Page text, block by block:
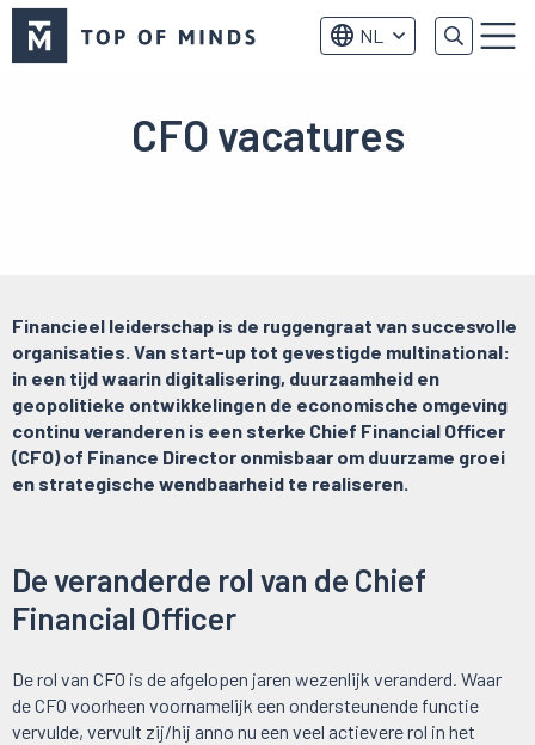
of
NL Menu
CFO vacatures
Financieel leiderschap is de ruggengraat van succesvolle
organisaties. Van start-up tot gevestigde multinational:
in een tijd waarin digitalisering, duurzaamheid en
geopolitieke ontwikkelingen de economische omgeving
continu veranderen is een sterke Chief Financial Officer
(CFO) of Finance Director onmisbaar om duurzame groei
en strategische wendbaarheid te realiseren.
De veranderde rol van de Chief
Financial Officer
De rol van CFO is de afgelopen jaren wezenlijk veranderd. Waar
de CFO voorheen voornamelijk een ondersteunende functie
vervulde, vervult zij/hij anno nu een veel actievere rol in het